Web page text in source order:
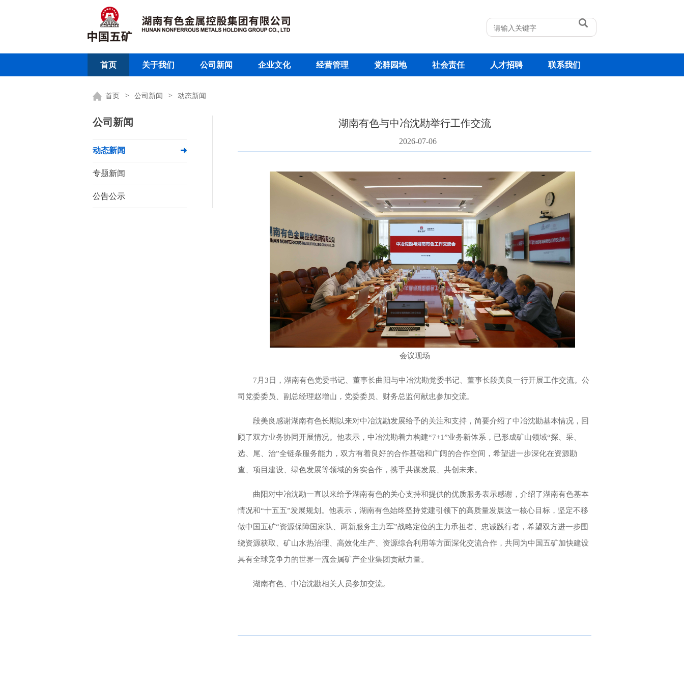
首页 关于我们 公司新闻 企业文化 经营管理 党群园地 社会责任 人才招聘 联系我们
首页 > 公司新闻 > 动态新闻
公司新闻
动态新闻
专题新闻
公告公示
湖南有色与中冶沈勘举行工作交流
2026-07-06
会议现场
7月3日，湖南有色党委书记、董事长曲阳与中冶沈勘党委书记、董事长段美良一行开展工作交流。公
司党委委员、副总经理赵增山，党委委员、财务总监何献忠参加交流。
段美良感谢湖南有色长期以来对中冶沈勘发展给予的关注和支持，简要介绍了中冶沈勘基本情况，回
顾了双方业务协同开展情况。他表示，中冶沈勘着力构建“7+1”业务新体系，已形成矿山领域“探、采、
选、尾、治”全链条服务能力，双方有着良好的合作基础和广阔的合作空间，希望进一步深化在资源勘
查、项目建设、绿色发展等领域的务实合作，携手共谋发展、共创未来。
曲阳对中冶沈勘一直以来给予湖南有色的关心支持和提供的优质服务表示感谢，介绍了湖南有色基本
情况和“十五五”发展规划。他表示，湖南有色始终坚持党建引领下的高质量发展这一核心目标，坚定不移
做中国五矿“资源保障国家队、两新服务主力军”战略定位的主力承担者、忠诚践行者，希望双方进一步围
绕资源获取、矿山水热治理、高效化生产、资源综合利用等方面深化交流合作，共同为中国五矿加快建设
具有全球竞争力的世界一流金属矿产企业集团贡献力量。
湖南有色、中冶沈勘相关人员参加交流。